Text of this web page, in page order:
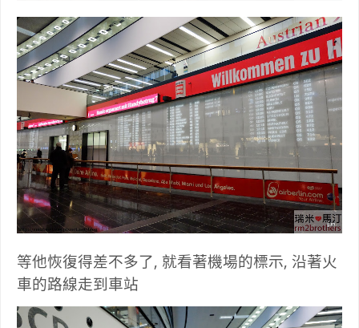
等他恢復得差不多了, 就看著機場的標示, 沿著火
車的路線走到車站